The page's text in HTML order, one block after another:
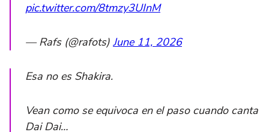
pic.twitter.com/8tmzy3UInM
— Rafs (@rafots) June 11, 2026
Esa no es Shakira.
Vean como se equivoca en el paso cuando canta
Dai Dai…